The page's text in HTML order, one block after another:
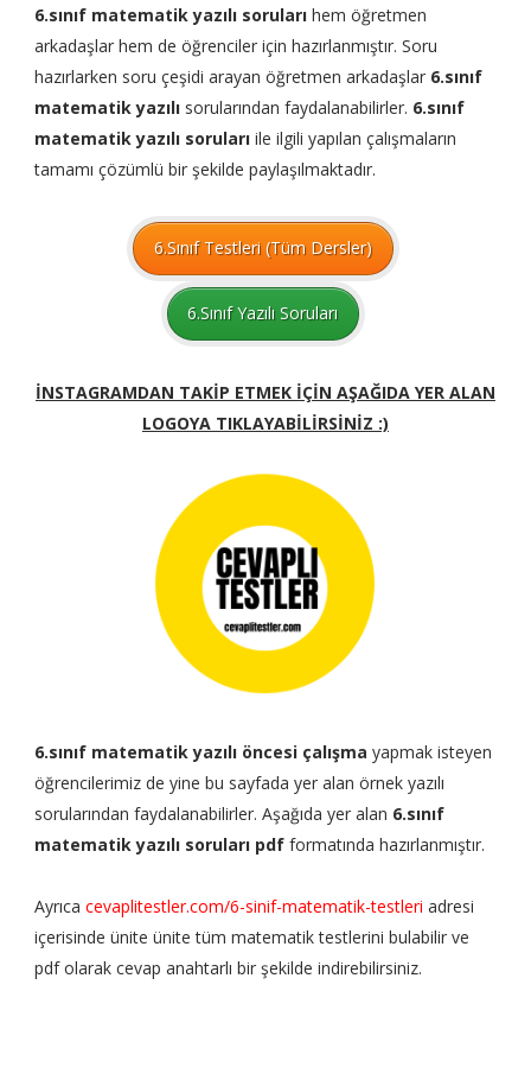
6.sınıf matematik yazılı sorularıhem öğretmen
arkadaşlar hem de öğrenciler için hazırlanmıştır. Soru
hazırlarken soru çeşidi arayan öğretmen arkadaşlar 6.sınıf
matematik yazılısorularından faydalanabilirler. 6.sınıf
matematik yazılı sorularıile ilgili yapılan çalışmaların
tamamı çözümlü bir şekilde paylaşılmaktadır.
6.Sınıf Testleri (Tüm Dersler)
6.Sınıf Yazılı Soruları
İNSTAGRAMDAN TAKİP ETMEK İÇİN AŞAĞIDA YER ALAN
LOGOYA TIKLAYABİLİRSİNİZ :)
6.sınıf matematik yazılı öncesi çalışma yapmak isteyen
öğrencilerimiz de yine bu sayfada yer alan örnek yazılı
sorularından faydalanabilirler. Aşağıda yer alan 6.sınıf
matematik yazılı soruları pdfformatında hazırlanmıştır.
Ayrıca cevaplitestler.com/6-sinif-matematik-testleri adresi
içerisinde ünite ünite tüm matematik testlerini bulabilir ve
pdf olarak cevap anahtarlı bir şekilde indirebilirsiniz.